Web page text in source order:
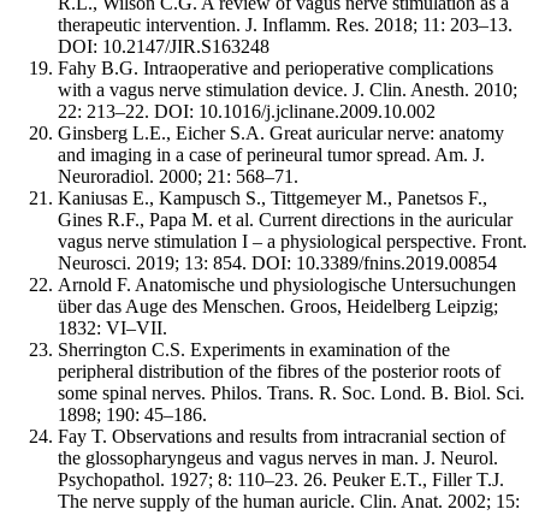
therapeutic intervention. J. Inflamm. Res. 2018; 11: 203–13.
DOI: 10.2147/JIR.S163248
Fahy B.G. Intraoperative and perioperative complications
with a vagus nerve stimulation device. J. Clin. Anesth. 2010;
22: 213–22. DOI: 10.1016/j.jclinane.2009.10.002
Ginsberg L.E., Eicher S.A. Great auricular nerve: anatomy
and imaging in a case of perineural tumor spread. Am. J.
Neuroradiol. 2000; 21: 568–71.
Kaniusas E., Kampusch S., Tittgemeyer M., Panetsos F.,
Gines R.F., Papa M. et al. Current directions in the auricular
vagus nerve stimulation I – a physiological perspective. Front.
Neurosci. 2019; 13: 854. DOI: 10.3389/fnins.2019.00854
Arnold F. Anatomische und physiologische Untersuchungen
über das Auge des Menschen. Groos, Heidelberg Leipzig;
1832: VI–VII.
Sherrington C.S. Experiments in examination of the
peripheral distribution of the fibres of the posterior roots of
some spinal nerves. Philos. Trans. R. Soc. Lond. B. Biol. Sci.
1898; 190: 45–186.
Fay T. Observations and results from intracranial section of
the glossopharyngeus and vagus nerves in man. J. Neurol.
Psychopathol. 1927; 8: 110–23. 26. Peuker E.T., Filler T.J.
The nerve supply of the human auricle. Clin. Anat. 2002; 15: